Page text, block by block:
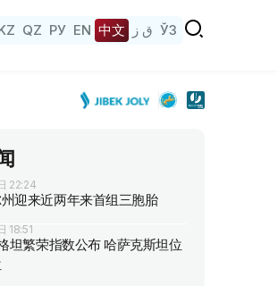
QZ РУ EN 中文 ق ز ЎЗ
22:24
迎来近两年来首组三胞胎
18:51
坦繁荣指数公布 哈萨克斯坦位